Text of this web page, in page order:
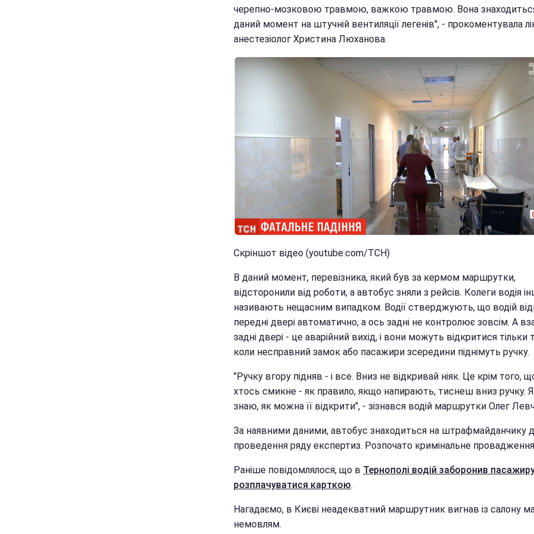
черепно-мозковою травмою, важкою травмою. Вона
даний момент на штучній вентиляції легенів", - прокоментувала
анестезіолог Христина Люханова.
Скріншот відео (youtube.com/ТСН)
В даний момент, перевізника, який був за кермом маршрутки,
відсторонили від роботи, а автобус зняли з рейсів. Колеги водія
називають нещасним випадком. Водії стверджують, що водій
передні двері автоматично, а ось задні не контролює зовсім. А
задні двері - це аварійний вихід, і вони можуть відкритися тільки
коли несправний замок або пасажири зсередини піднімуть ручку.
"Ручку вгору підняв - і все. Вниз не відкривай ніяк. Це крім того,
хтось смикне - як правило, якщо напирають, тиснеш вниз ручку.
знаю, як можна її відкрити", - зізнався водій маршрутки Олег
За наявними даними, автобус знаходиться на штрафмайданчику
проведення ряду експертиз. Розпочато кримінальне провадження
Раніше повідомлялося, що в Тернополі водій заборонив
розплачуватися карткою.
Нагадаємо, в Києві неадекватний маршрутник вигнав із салону
немовлям.